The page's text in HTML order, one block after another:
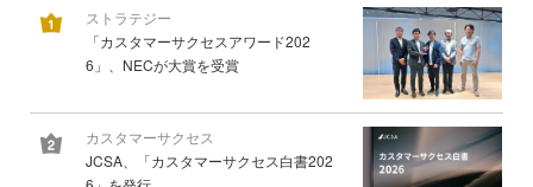
ストラテジー
「カスタマーサクセスアワード202
6」、NECが大賞を受賞
カスタマーサクセス
JCSA、「カスタマーサクセス白書202